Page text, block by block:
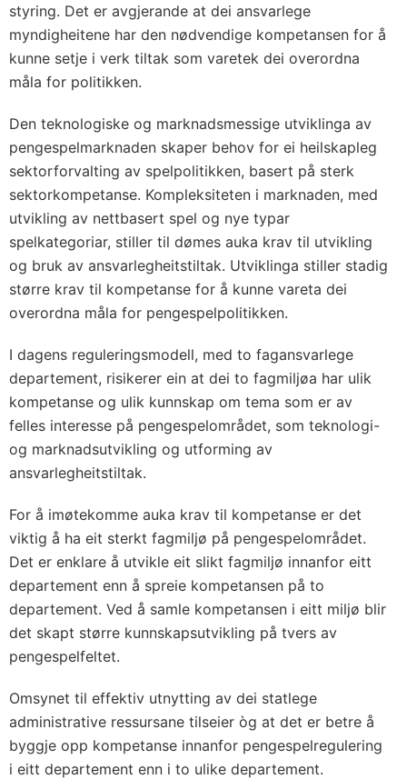
styring. Det er avgjerande at dei ansvarlege
myndigheitene har den nødvendige kompetansen for å
kunne setje i verk tiltak som varetek dei overordna
måla for politikken.
Den teknologiske og marknadsmessige utviklinga av
pengespelmarknaden skaper behov for ei heilskapleg
sektorforvalting av spelpolitikken, basert på sterk
sektorkompetanse. Kompleksiteten i marknaden, med
utvikling av nettbasert spel og nye typar
spelkategoriar, stiller til dømes auka krav til utvikling
og bruk av ansvarlegheitstiltak. Utviklinga stiller stadig
større krav til kompetanse for å kunne vareta dei
overordna måla for pengespelpolitikken.
I dagens reguleringsmodell, med to fagansvarlege
departement, risikerer ein at dei to fagmiljøa har ulik
kompetanse og ulik kunnskap om tema som er av
felles interesse på pengespelområdet, som teknologi-
og marknadsutvikling og utforming av
ansvarlegheitstiltak.
For å imøtekomme auka krav til kompetanse er det
viktig å ha eit sterkt fagmiljø på pengespelområdet.
Det er enklare å utvikle eit slikt fagmiljø innanfor eitt
departement enn å spreie kompetansen på to
departement. Ved å samle kompetansen i eitt miljø blir
det skapt større kunnskapsutvikling på tvers av
pengespelfeltet.
Omsynet til effektiv utnytting av dei statlege
administrative ressursane tilseier òg at det er betre å
byggje opp kompetanse innanfor pengespelregulering
i eitt departement enn i to ulike departement.